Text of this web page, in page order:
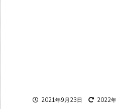
2021年9月23日 2022